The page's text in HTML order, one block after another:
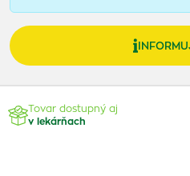
Tovar dostupný aj
v lekárňach